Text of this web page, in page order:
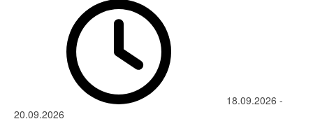
18.09.2026 -
20.09.2026